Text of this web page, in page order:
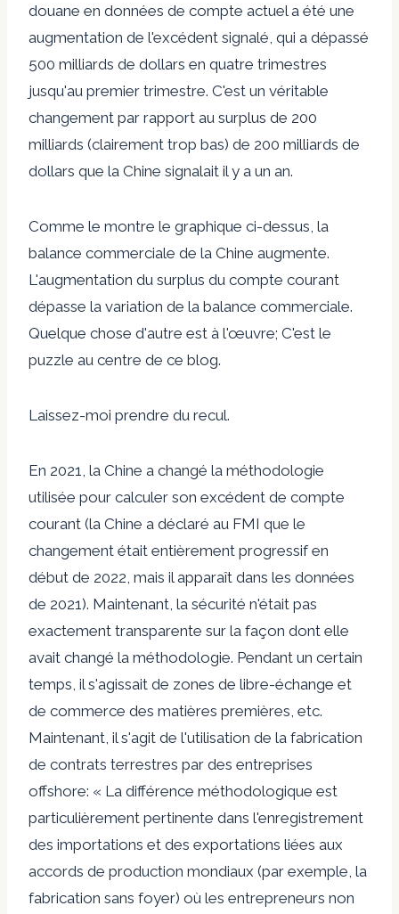
douane en données de compte actuel a été une
augmentation de l'excédent signalé, qui a dépassé
500 milliards de dollars en quatre trimestres
jusqu'au premier trimestre. C'est un véritable
changement par rapport au surplus de 200
milliards (clairement trop bas) de 200 milliards de
dollars que la Chine signalait il y a un an.
Comme le montre le graphique ci-dessus, la
balance commerciale de la Chine augmente.
L'augmentation du surplus du compte courant
dépasse la variation de la balance commerciale.
Quelque chose d'autre est à l'œuvre; C'est le
puzzle au centre de ce blog.
Laissez-moi prendre du recul.
En 2021, la Chine a changé la méthodologie
utilisée pour calculer son excédent de compte
courant (la Chine a déclaré au FMI que le
changement était entièrement progressif en
début de 2022, mais il apparaît dans les données
de 2021). Maintenant, la sécurité n'était pas
exactement transparente sur la façon dont elle
avait changé la méthodologie. Pendant un certain
temps, il s'agissait de zones de libre-échange et
de commerce des matières premières, etc.
Maintenant, il s'agit de l'utilisation de la fabrication
de contrats terrestres par des entreprises
offshore: « La différence méthodologique est
particulièrement pertinente dans l'enregistrement
des importations et des exportations liées aux
accords de production mondiaux (par exemple, la
fabrication sans foyer) où les entrepreneurs non